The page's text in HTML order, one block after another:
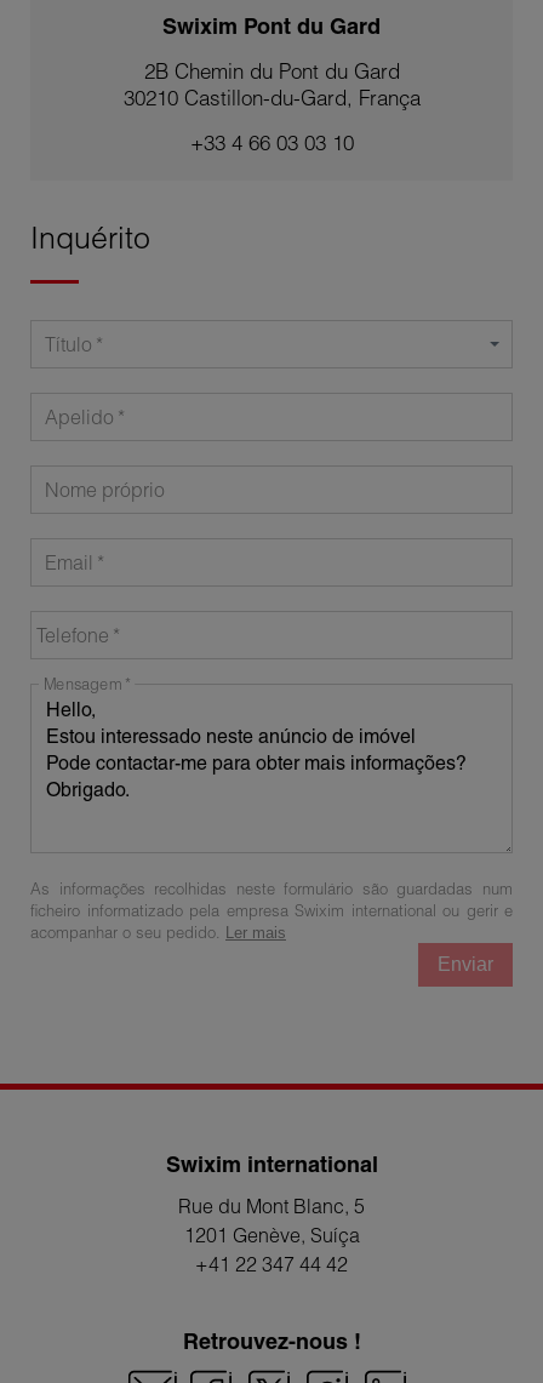
Inquérito
Título
Apelido
Nome próprio
Email
Telefone
Mensagem
As informações recolhidas neste formulário são guardadas num
ficheiro informatizado pela empresa Swixim international ou gerir e
acompanhar o seu pedido.
Ler mais
Enviar
Swixim Pont du Gard
2B Chemin du Pont du Gard
30210 Castillon-du-Gard, França
+33 4 66 03 03 10
Swixim international
Rue du Mont Blanc, 5
1201 Genève, Suíça
+41 22 347 44 42
Retrouvez-nous !